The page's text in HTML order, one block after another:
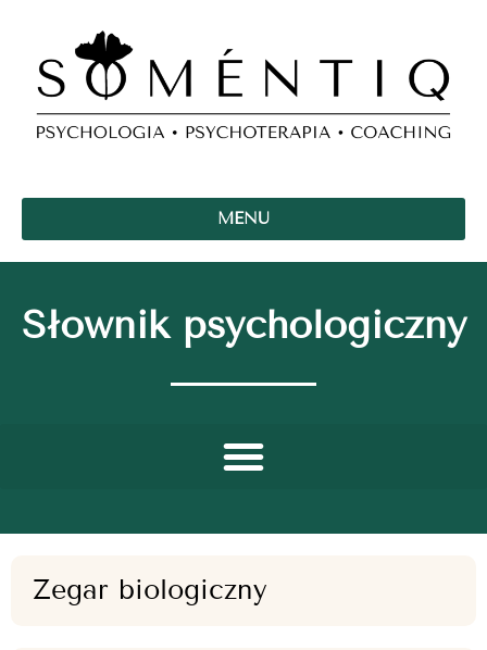
MENU
Słownik psychologiczny
Zegar biologiczny